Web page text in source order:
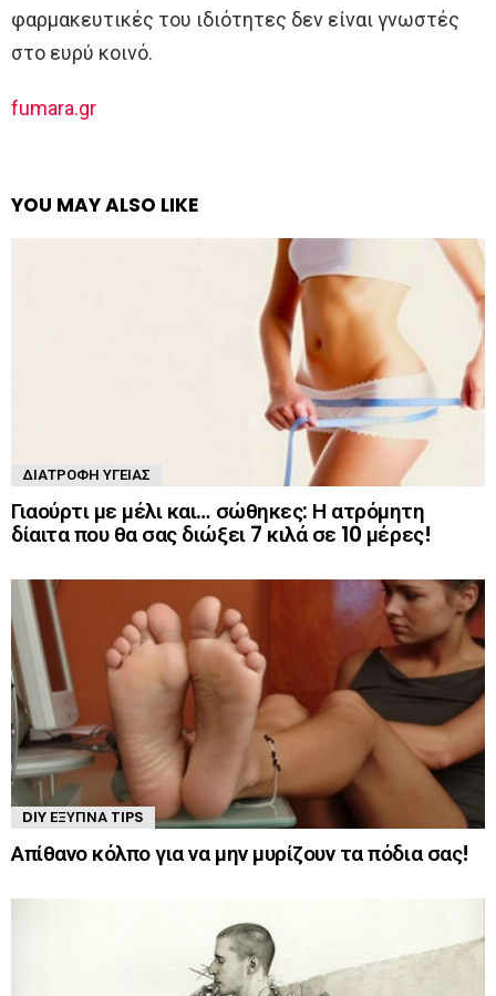
φαρμακευτικές του ιδιότητες δεν είναι γνωστές
στο ευρύ κοινό.
fumara.gr
YOU MAY ALSO LIKE
ΔΙΑΤΡΟΦΉ ΥΓΕΊΑΣ
Γιαούρτι με μέλι και… σώθηκες: Η ατρόμητη
δίαιτα που θα σας διώξει 7 κιλά σε 10 μέρες!
DIY ΈΞΥΠΝΑ TIPS
Απίθανο κόλπο για να μην μυρίζουν τα πόδια σας!